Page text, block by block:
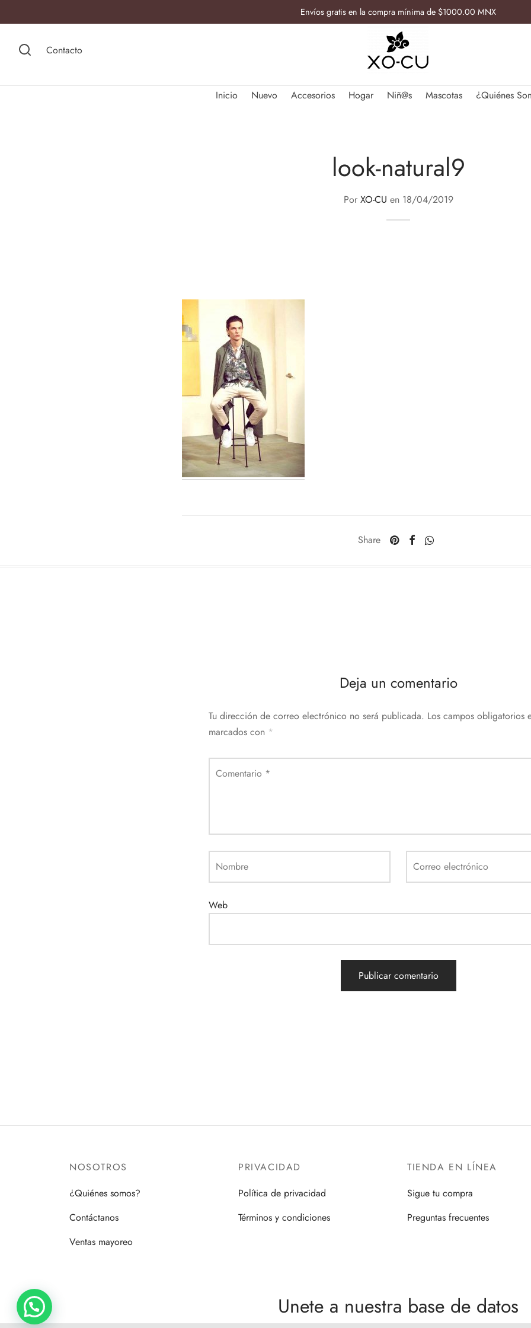
Envíos gratis en la compra mínima de $1000.00 MNX
Contacto
Inicio Nuevo Accesorios Hogar Niñ@s Mascotas ¿Quiénes
look-natural9
Por XO-CU en 18/04/2019
Share
Deja un comentario
Tu dirección de correo electrónico no será publicada. Los campos obligatorios
marcados con *
Comentario *
Nombre Correo electrónico
Web
NOSOTROS
¿Quiénes somos?
Contáctanos
Ventas mayoreo
PRIVACIDAD
Política de privacidad
Términos y condiciones
TIENDA EN LÍNEA
Sigue tu compra
Preguntas frecuentes
Unete a nuestra base de datos